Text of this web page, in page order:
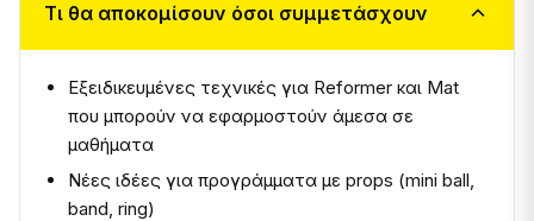
Τι θα αποκομίσουν όσοι συμμετάσχουν
Εξειδικευμένες τεχνικές για Reformer και Mat
που μπορούν να εφαρμοστούν άμεσα σε
μαθήματα
Νέες ιδέες για προγράμματα με props (mini ball,
band, ring)